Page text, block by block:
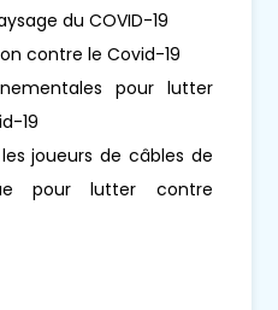
du COVID-19
contre le Covid-19
pour lutter
19
les joueurs de câbles de
pour lutter contre